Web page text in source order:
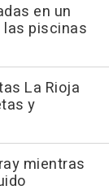
en un
las piscinas
La Rioja
y
mientras